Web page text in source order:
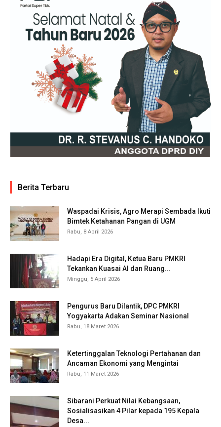
Berita Terbaru
Waspadai Krisis, Agro Merapi Sembada Ikuti
Bimtek Ketahanan Pangan di UGM
Rabu, 8 April 2026
Hadapi Era Digital, Ketua Baru PMKRI
Tekankan Kuasai AI dan Ruang...
Minggu, 5 April 2026
Pengurus Baru Dilantik, DPC PMKRI
Yogyakarta Adakan Seminar Nasional
Rabu, 18 Maret 2026
Ketertinggalan Teknologi Pertahanan dan
Ancaman Ekonomi yang Mengintai
Rabu, 11 Maret 2026
Sibarani Perkuat Nilai Kebangsaan,
Sosialisasikan 4 Pilar kepada 195 Kepala
Desa...